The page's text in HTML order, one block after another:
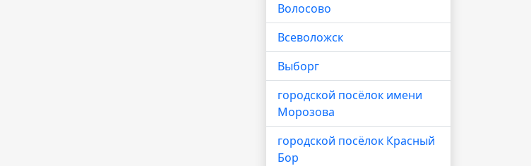
Волосово
Всеволожск
Выборг
городской посёлок имени
Морозова
городской посёлок Красный
Бор